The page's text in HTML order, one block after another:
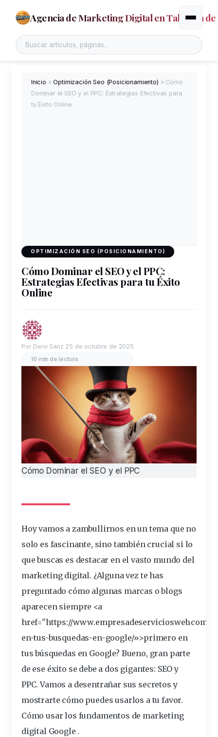
Agencia de Marketing Digital en Talavera de
Buscar en el sitio
Alternar
Inicio »Optimización Seo (Posicionamiento) » Cómo
Dominar el SEO y el PPC: Estrategias Efectivas para
tu Éxito Online
OPTIMIZACIÓN SEO (POSICIONAMIENTO)
Cómo Dominar el SEO y el PPC:
Estrategias Efectivas para tu Éxito
Online
Por Deivi Sanz 25 de octubre de 2025
10 min de lectura
Cómo Dominar el SEO y el PPC
Hoy vamos a zambullirnos en un tema que no
solo es fascinante, sino también crucial si lo
que buscas es destacar en el vasto mundo del
marketing digital. ¿Alguna vez te has
preguntado cómo algunas marcas o blogs
aparecen siempre <a
href="https://www.empresadeserviciosweb.com/
en-tus-busquedas-en-google/»>primero en
tus búsquedas en Google? Bueno, gran parte
de ese éxito se debe a dos gigantes: SEO y
PPC. Vamos a desentrañar sus secretos y
mostrarte cómo puedes usarlos a tu favor.
Cómo usar los fundamentos de marketing
digital Google .